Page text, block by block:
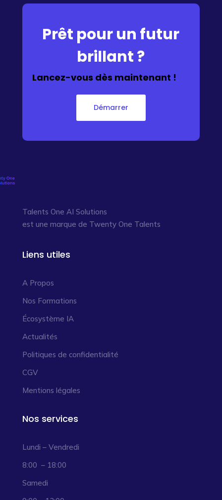
Prêt pour un futur
brillant ?
Lancez-vous dès maintenant !
Démarrer
Talents One AI Solutions
est une marque de Twenty One Talents
Liens utiles
A Propos
Nos Formations
Écosystème IA
Actualités
Politiques de confidentialité
CGV
Mentions légales
Nos services
Lundi – Vendredi
8:00 – 18:00
Samedi